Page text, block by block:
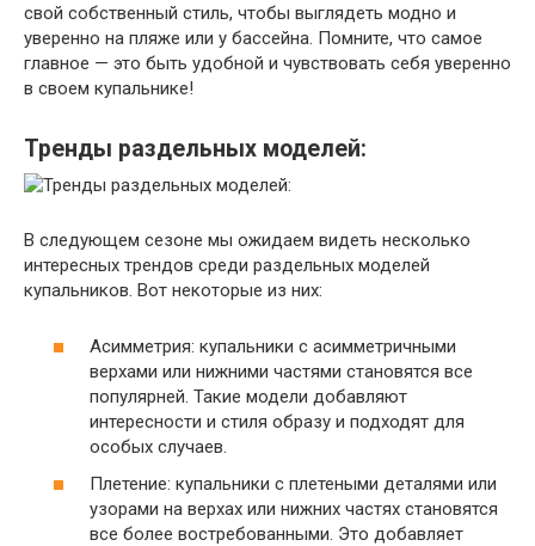
свой собственный стиль, чтобы выглядеть модно и
уверенно на пляже или у бассейна. Помните, что самое
главное — это быть удобной и чувствовать себя уверенно
в своем купальнике!
Тренды раздельных моделей:
В следующем сезоне мы ожидаем видеть несколько
интересных трендов среди раздельных моделей
купальников. Вот некоторые из них:
Асимметрия: купальники с асимметричными
верхами или нижними частями становятся все
популярней. Такие модели добавляют
интересности и стиля образу и подходят для
особых случаев.
Плетение: купальники с плетеными деталями или
узорами на верхах или нижних частях становятся
все более востребованными. Это добавляет